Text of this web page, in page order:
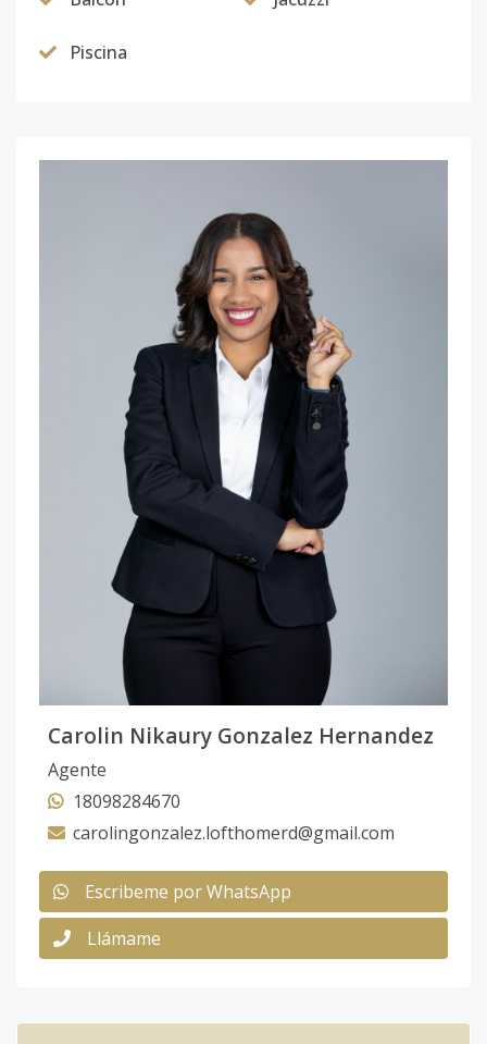
Piscina
Carolin Nikaury Gonzalez Hernandez
Agente
18098284670
carolingonzalez.lofthomerd@gmail.com
Escribeme por WhatsApp
Llámame